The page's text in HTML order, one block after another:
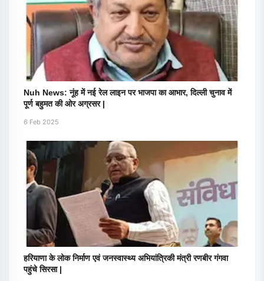
Nuh News: नूंह में नई रेल लाइन पर भाजपा का आभार, दिल्ली चुनाव में
पूर्ण बहुमत की ओर अग्रसर |
6 Feb 2025
हरियाणा के लोक निर्माण एवं जनस्वास्थ्य अभियांत्रिकी मंत्री रणबीर गंगवा
पहुंचे सिरसा |